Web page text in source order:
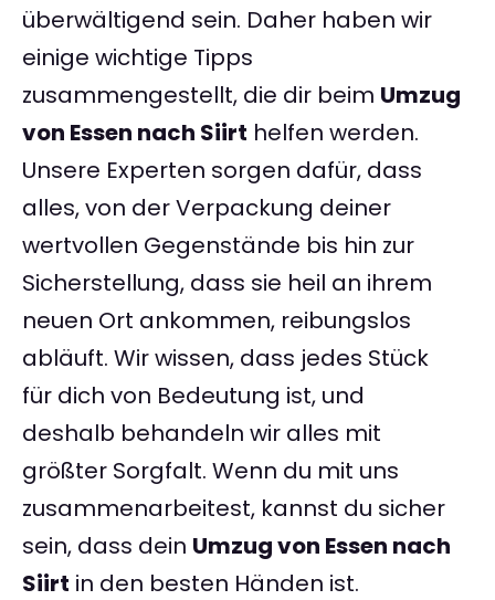
überwältigend sein. Daher haben wir
einige wichtige Tipps
zusammengestellt, die dir beim Umzug
von Essen nach Siirt helfen werden.
Unsere Experten sorgen dafür, dass
alles, von der Verpackung deiner
wertvollen Gegenstände bis hin zur
Sicherstellung, dass sie heil an ihrem
neuen Ort ankommen, reibungslos
abläuft. Wir wissen, dass jedes Stück
für dich von Bedeutung ist, und
deshalb behandeln wir alles mit
größter Sorgfalt. Wenn du mit uns
zusammenarbeitest, kannst du sicher
sein, dass dein Umzug von Essen nach
Siirt in den besten Händen ist.